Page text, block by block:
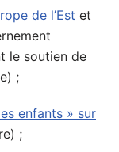
de l’Est et
le soutien de
;
enfants » sur
;